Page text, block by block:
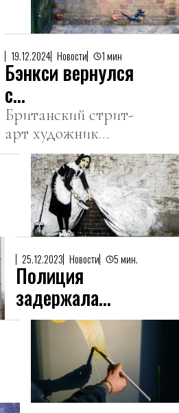
19.12.2024 Новости 1 мин
Бэнкси вернулся
с
провокационным
образом
Мадонны
Британский стрит-
арт художник
Бэнкси
опубликовал в
Instagram
изображение,
вызвавшее волну
25.12.2023 Новости 5 мин.
Полиция
задержала
двоих
подозреваемых
в краже
работы Бэнкси